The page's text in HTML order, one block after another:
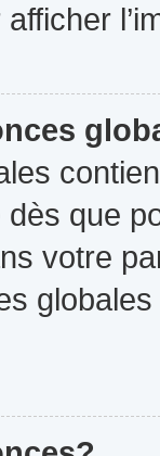
que
votre